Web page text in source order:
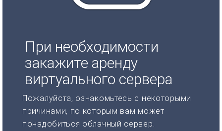
При необходимости
закажите аренду
виртуального сервера
Пожалуйста, ознакомьтесь с некоторыми
причинами, по которым вам может
понадобиться облачный сервер.